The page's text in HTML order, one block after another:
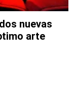
nuevas
arte